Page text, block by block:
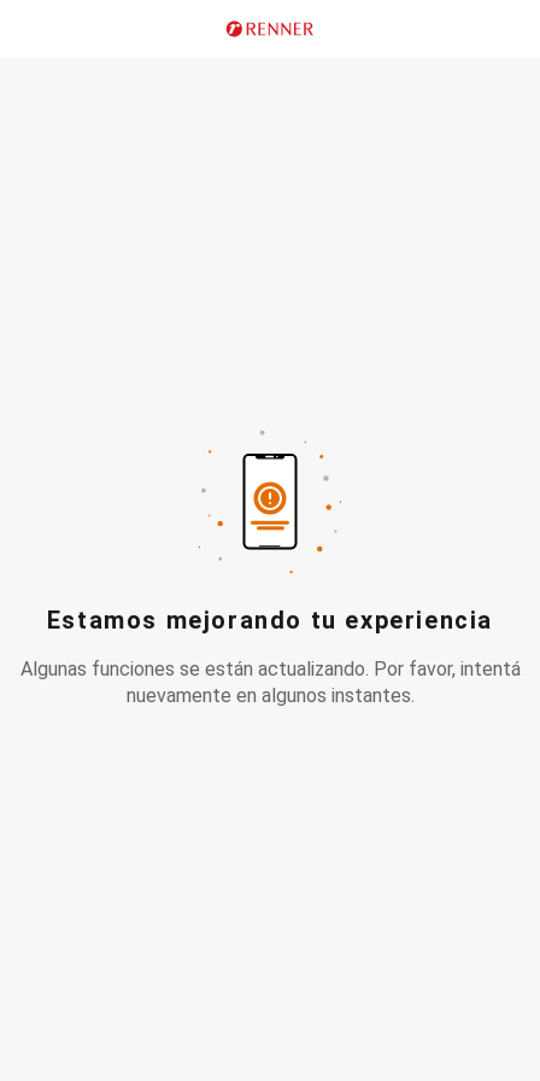
Estamos mejorando tu experiencia
Algunas funciones se están actualizando. Por favor, intentá
nuevamente en algunos instantes.